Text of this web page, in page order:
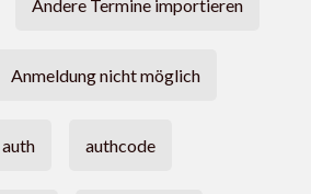
Andere Termine importieren
Anmeldung nicht möglich
auth authcode